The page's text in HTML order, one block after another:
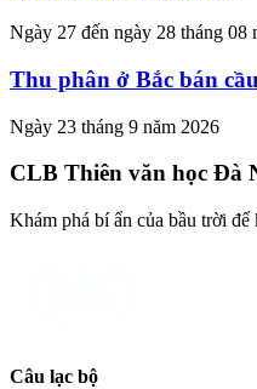
Ngày 27 đến ngày 28 tháng 08
Thu phân ở Bắc bán cầu
Ngày 23 tháng 9 năm 2026
CLB Thiên văn học Đà
Khám phá bí ẩn của bầu trời để
Câu lạc bộ